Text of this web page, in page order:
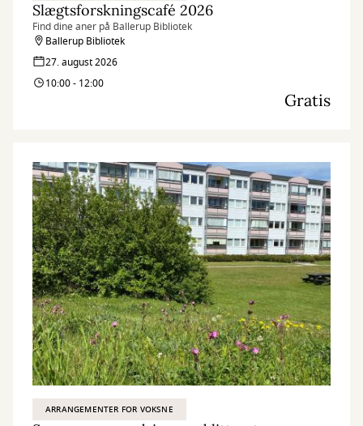
Slægtsforskningscafé 2026
Find dine aner på Ballerup Bibliotek
Ballerup Bibliotek
27. august 2026
10:00 - 12:00
Gratis
ARRANGEMENTER FOR VOKSNE